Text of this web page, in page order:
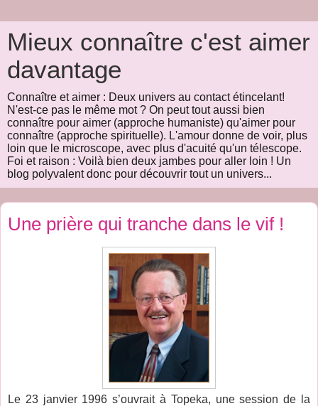
Mieux connaître c'est aimer
davantage
Connaître et aimer : Deux univers au contact étincelant!
N'est-ce pas le même mot ? On peut tout aussi bien
connaître pour aimer (approche humaniste) qu'aimer pour
connaître (approche spirituelle). L'amour donne de voir, plus
loin que le microscope, avec plus d'acuité qu'un télescope.
Foi et raison : Voilà bien deux jambes pour aller loin ! Un
blog polyvalent donc pour découvrir tout un univers...
Une prière qui tranche dans le vif !
Le 23 janvier 1996 s’ouvrait à Topeka, une session de la